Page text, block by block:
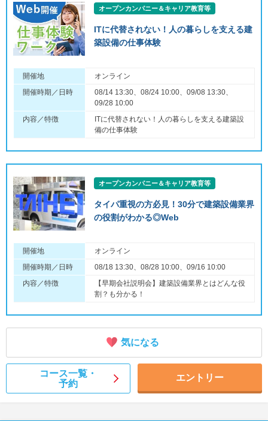
オープンカンパニー＆キャリア教育等
ITに代替されない！人の暮らしを支える建
築設備の仕事体験
開催地
オンライン
開催時期／日時
08/14 13:30、08/24 10:00、09/08 13:30、
09/28 10:00
内容／特徴
ITに代替されない！人の暮らしを支える建築設
備の仕事体験
オープンカンパニー＆キャリア教育等
タイパ重視の方必見！30分で建築設備業界
の役割がわかる◎Web
開催地
オンライン
開催時期／日時
08/18 13:30、08/28 10:00、09/16 10:00
内容／特徴
【早期会社説明会】建築設備業界とはどんな役
割？も分かる！
気になる
コース一覧・
予約
エントリー